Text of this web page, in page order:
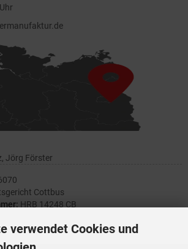
Jörg Förster
Cottbus
HRB 14248 CB
verwendet Cookies und